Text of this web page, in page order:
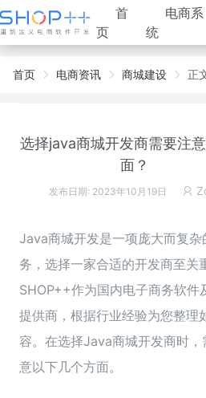
首
页
电商系
统
首页 电商资讯 商城建设 正
选择java商城开发商需要注
面？
发布日期: 2023年10月19日
Java商城开发是一项庞大而复杂
务，选择一家合适的开发商至关
SHOP++作为国内电子商务软件
提供商，根据行业经验为您整理
容。在选择Java商城开发商时，
意以下几个方面。